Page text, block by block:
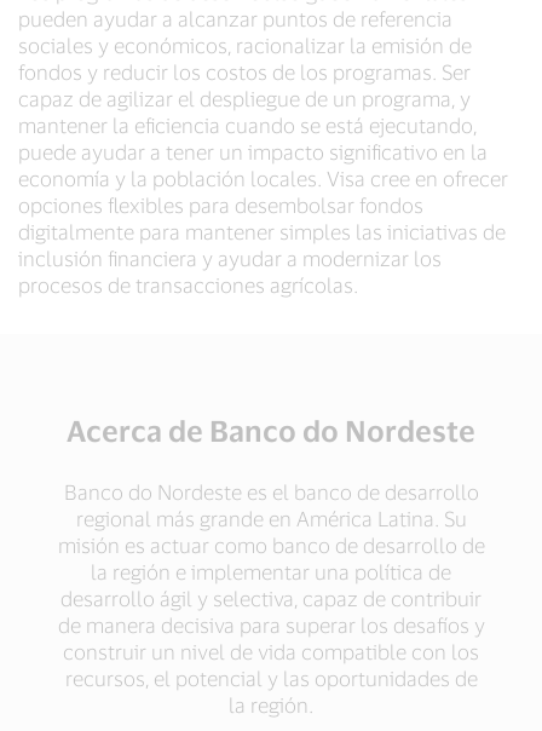
pueden ayudar a alcanzar puntos de referencia
sociales y económicos, racionalizar la emisión de
fondos y reducir los costos de los programas. Ser
capaz de agilizar el despliegue de un programa, y
mantener la eficiencia cuando se está ejecutando,
puede ayudar a tener un impacto significativo en la
economía y la población locales. Visa cree en ofrecer
opciones flexibles para desembolsar fondos
digitalmente para mantener simples las iniciativas de
inclusión financiera y ayudar a modernizar los
procesos de transacciones agrícolas.
Acerca de Banco do Nordeste
Banco do Nordeste es el banco de desarrollo
regional más grande en América Latina. Su
misión es actuar como banco de desarrollo de
la región e implementar una política de
desarrollo ágil y selectiva, capaz de contribuir
de manera decisiva para superar los desafíos y
construir un nivel de vida compatible con los
recursos, el potencial y las oportunidades de
la región.